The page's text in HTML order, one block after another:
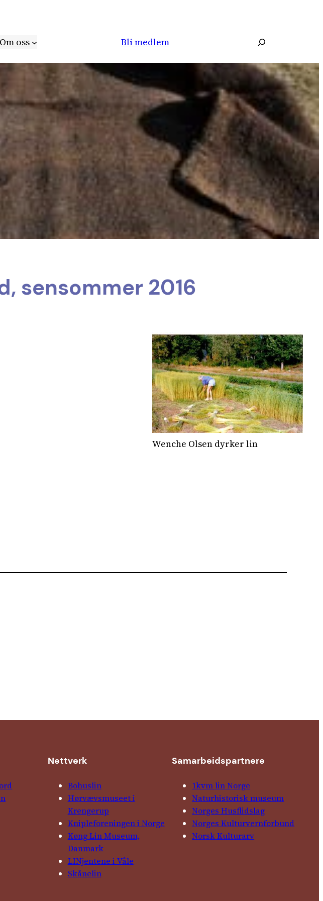
Om oss Bli medlem Søk
sensommer 2016
Wenche Olsen dyrker lin
Nettverk
Bohuslin
Hørvævs­museet i
Krengerup
Kniple­foreningen i Norge
Køng Lin Museum,
Danmark
LINjentene i Våle
Skånelin
Samarbeids­partnere
1kvm lin Norge
Natur­his­torisk­ museum
Norges Husflids­lag
Norges Kultur­vern­forbund
Norsk Kulturarv